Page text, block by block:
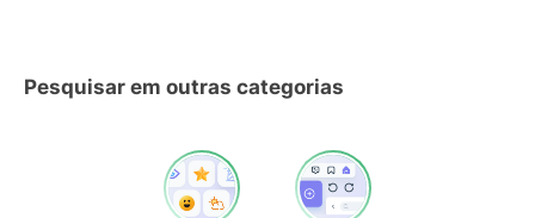
Pesquisar em outras categorias